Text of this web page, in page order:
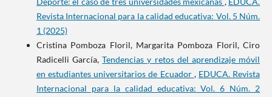
Revista Internacional para la calidad educativa: Vol. 5 Núm.
1 (2025)
Cristina Pomboza Floril, Margarita Pomboza Floril, Ciro
Radicelli García,Tendencias y retos del aprendizaje móvil
en estudiantes universitarios de Ecuador , EDUCA. Revista
Internacional para la calidad educativa: Vol. 6 Núm. 2